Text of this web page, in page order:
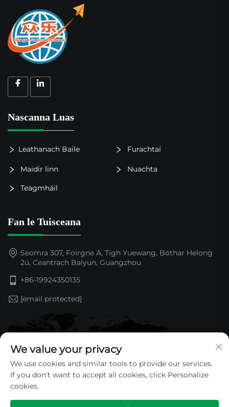
Nascanna Luas
Leathanach Baile Furachtaí
Maidir linn Nuachta
Teagmháil
Fan le Tuisceana
Seomra 307, Foirgne A, Tigh Yuewang, Bóthar Helong
2ú, Ceantrach Baiyun, Guangzhou
+86-19924350135
[email protected]
We value your privacy
We use cookies and similar tools to provide our services.
If you don't want to accept all cookies, click Personalize
cookies.